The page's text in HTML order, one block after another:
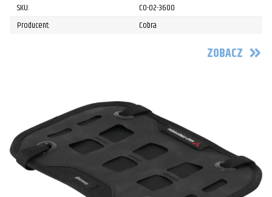
SKU:
CO-02-3600
Producent:
Cobra
ZOBACZ